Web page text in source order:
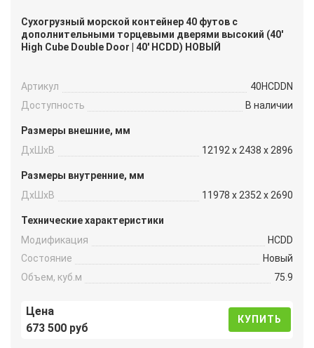
Сухогрузный морской контейнер 40 футов с
дополнительными торцевыми дверями высокий (40′
High Cube Double Door | 40′ HCDD) НОВЫЙ
Артикул
40HCDDN
Доступность
В наличии
Размеры внешние, мм
ДxШxВ
12192 x 2438 x 2896
Размеры внутренние, мм
ДxШxВ
11978 x 2352 x 2690
Технические характеристики
Модификация
HCDD
Состояние
Новый
Объем, куб.м
75.9
Цена
673 500 руб
КУПИТЬ